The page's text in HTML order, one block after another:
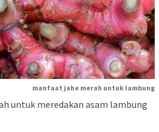
manfaat jahe merah untuk lambung
untuk meredakan asam lambung